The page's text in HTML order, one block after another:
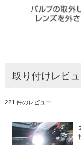
取り付けレビ
221 件のレビュー